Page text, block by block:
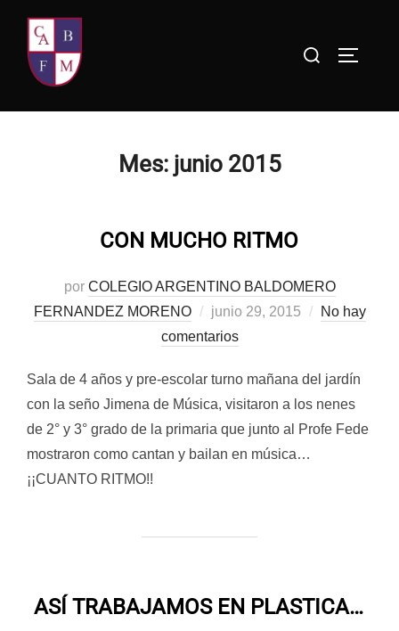
contenido
Buscar:
Mes: junio 2015
CON MUCHO RITMO
por COLEGIO ARGENTINO BALDOMERO
FERNANDEZ MORENO
Publicado
el
junio 29, 2015
No hay
comentarios
Sala de 4 años y pre-escolar turno mañana del jardín
con la seño Jimena de Música, visitaron a los nenes
de 2° y 3° grado de la primaria que junto al Profe Fede
mostraron como cantan y bailan en música…
¡¡CUANTO RITMO!!
ASÍ TRABAJAMOS EN PLASTICA…